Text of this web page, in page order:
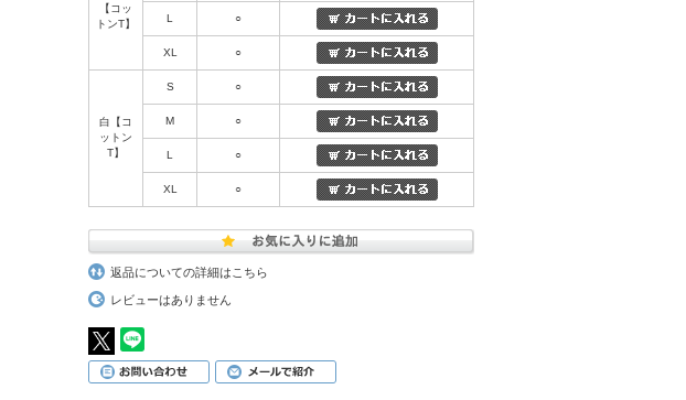
【コッ
トンT】
L ○
XL ○
白【コ
ットン
T】
S ○
M ○
L ○
XL ○
返品についての詳細はこちら
レビューはありません